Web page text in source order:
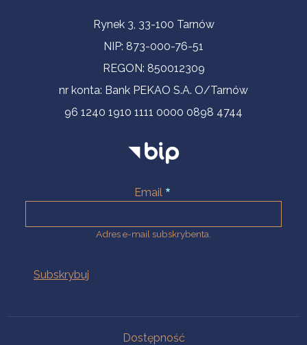
Informacje kontaktoweRynek 3, 33-100 Tarnów
NIP: 873-000-76-51
REGON: 850012309
nr konta: Bank PEKAO S.A. O/Tarnów
96 1240 1910 1111 0000 0898 4744
Email
Adres e-mail subskrybenta.
Dostępność